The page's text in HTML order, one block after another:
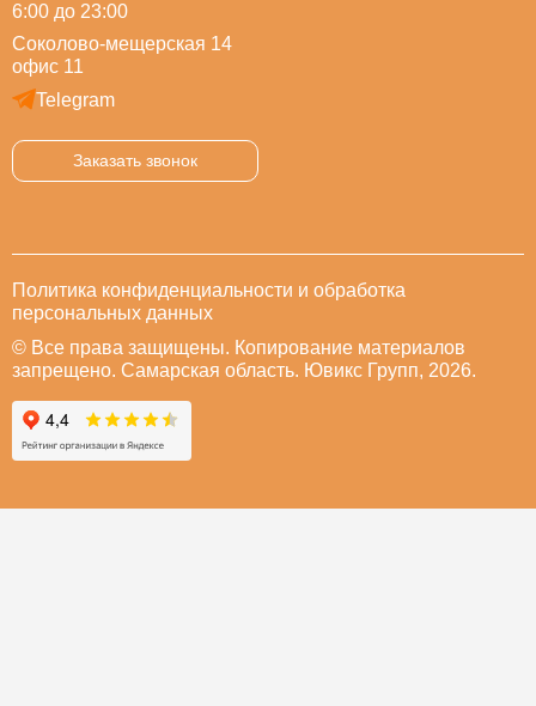
6:00 до 23:00
Соколово-мещерская 14
офис 11
Telegram
Заказать звонок
Политика конфиденциальности и обработка
персональных данных
© Все права защищены. Копирование материалов
запрещено. Самарская область. Ювикс Групп, 2026.